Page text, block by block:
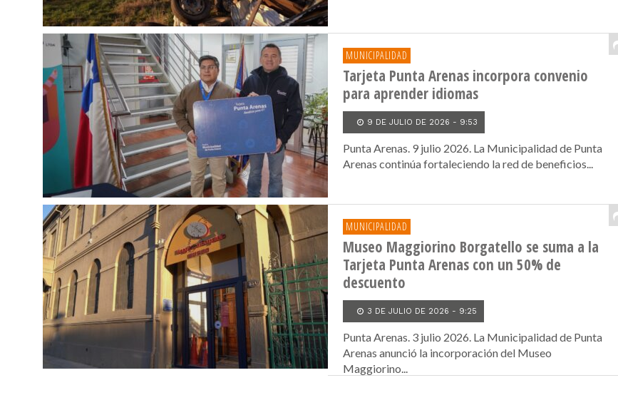
MUNICIPALIDAD
Tarjeta Punta Arenas incorpora convenio
para aprender idiomas
9 DE JULIO DE 2026 - 9:53
Punta Arenas. 9 julio 2026. La Municipalidad de Punta
Arenas continúa fortaleciendo la red de beneficios...
MUNICIPALIDAD
Museo Maggiorino Borgatello se suma a la
Tarjeta Punta Arenas con un 50% de
descuento
3 DE JULIO DE 2026 - 9:25
Punta Arenas. 3 julio 2026. La Municipalidad de Punta
Arenas anunció la incorporación del Museo
Maggiorino...